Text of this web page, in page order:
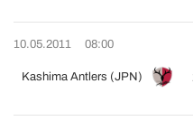
10.05.2011 08:00
Kashima Antlers (JPN)